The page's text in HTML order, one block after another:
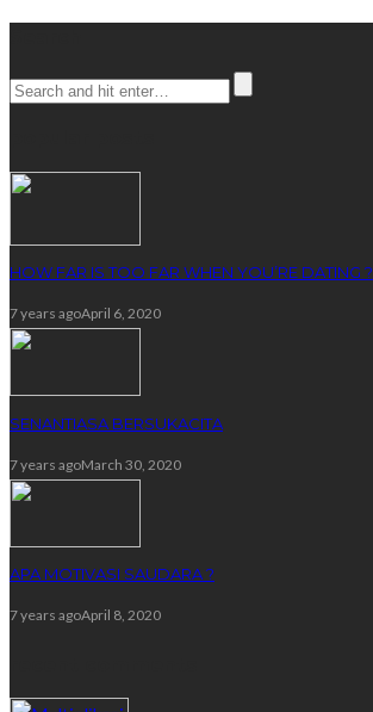
HOW FAR IS TOO FAR WHEN YOU’RE DATING ?
7 years agoApril 6, 2020
SENANTIASA BERSUKACITA
7 years agoMarch 30, 2020
APA MOTIVASI SAUDARA ?
7 years agoApril 8, 2020